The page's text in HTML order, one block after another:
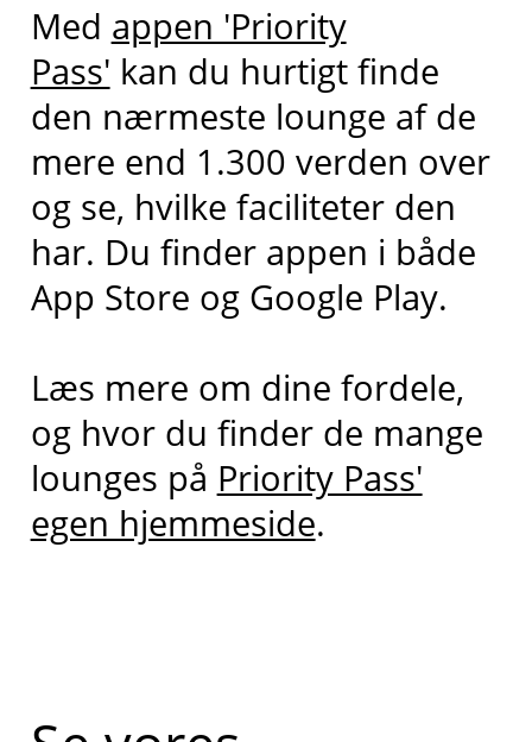
Med appen 'Priority
Pass' kan du hurtigt finde
den nærmeste lounge af de
mere end 1.300 verden over
og se, hvilke faciliteter den
har. Du finder appen i både
App Store og Google Play.
Læs mere om dine fordele,
og hvor du finder de mange
lounges på Priority Pass'
egen hjemmeside.